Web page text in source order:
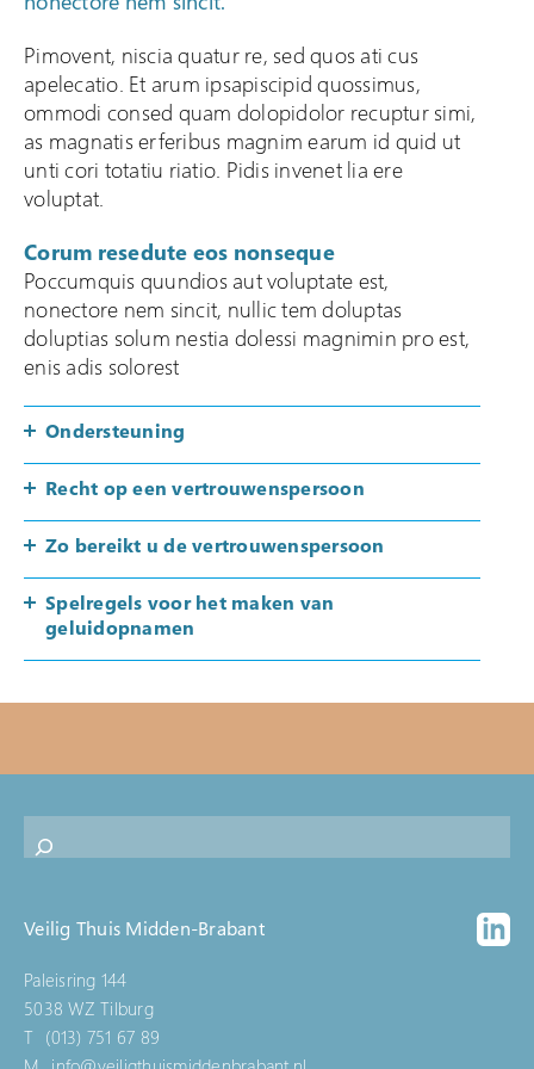
Over Veilig Thuis
Wat is Veilig Thuis
Wat is geweld in
Veelgestelde vragen
Ervaringsverhalen
Folders
Contact
Pimovent, niscia quatur re, sed quos ati cus
apelecatio. Et arum ipsapiscipid quossimus,
ommodi consed quam dolopidolor recuptur simi,
as magnatis erferibus magnim earum id quid ut
unti cori totatiu riatio. Pidis invenet lia ere
voluptat.
Corum resedute eos nonseque
Poccumquis quundios aut voluptate est,
nonectore nem sincit, nullic tem doluptas
doluptias solum nestia dolessi magnimin pro est,
enis adis solorest
Ondersteuning
Recht op een vertrouwenspersoon
Zo bereikt u de vertrouwenspersoon
Spelregels voor het maken van
geluidopnamen
Veilig Thuis Midden-Brabant
Paleisring 144
5038 WZ Tilburg
T (013) 751 67 89